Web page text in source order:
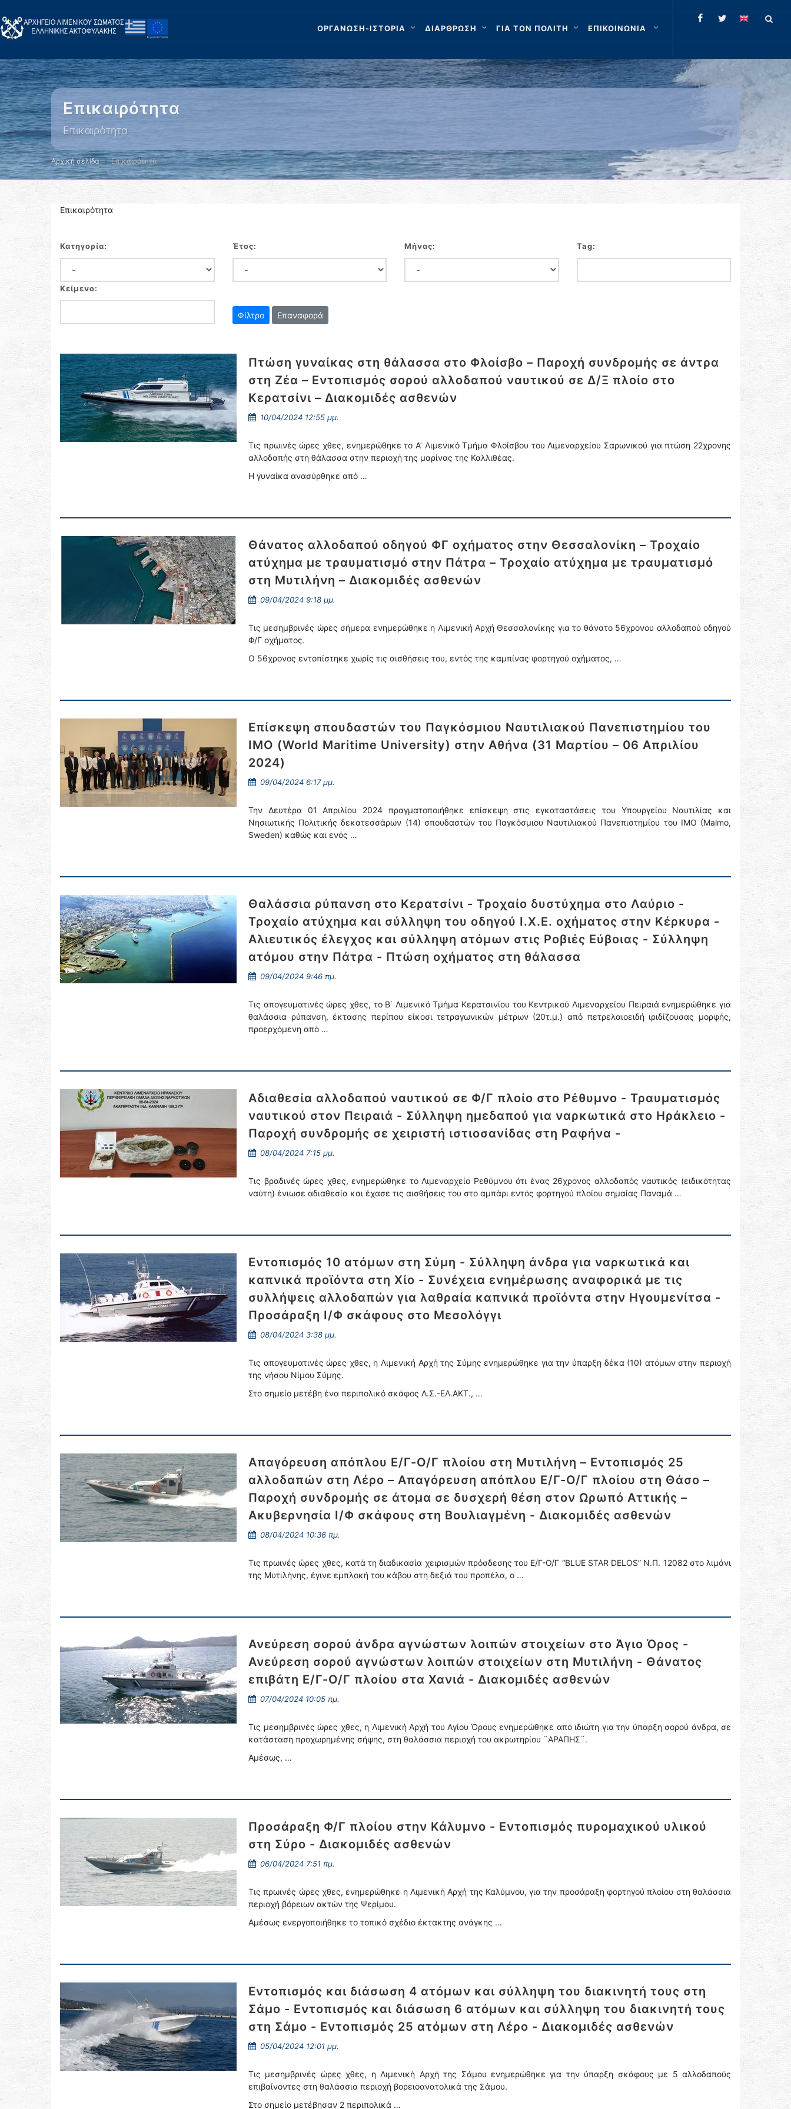
ΟΡΓΑΝΩΣΗ-ΙΣΤΟΡΙΑ ΔΙΑΡΘΡΩΣΗ ΓΙΑ ΤΟΝ ΠΟΛΙΤΗ ΕΠΙΚΟΙΝΩΝΙΑ
Επικαιρότητα
Επικαιρότητα
Αρχική σελίδα Επικαιρότητα
Επικαιρότητα
Κατηγορία: Έτος: Μήνας: Tag:
Κείμενο:
Επαναφορά
Πτώση γυναίκας στη θάλασσα στο Φλοίσβο – Παροχή συνδρομής σε άντρα
στη Ζέα – Εντοπισμός σορού αλλοδαπού ναυτικού σε Δ/Ξ πλοίο στο
Κερατσίνι – Διακομιδές ασθενών
10/04/2024 12:55 μμ.
Τις πρωινές ώρες χθες, ενημερώθηκε το Α’ Λιμενικό Τμήμα Φλοίσβου του Λιμεναρχείου Σαρωνικού για πτώση 22χρονης
αλλοδαπής στη θάλασσα στην περιοχή της μαρίνας της Καλλιθέας.
Η γυναίκα ανασύρθηκε από …
Θάνατος αλλοδαπού οδηγού ΦΓ οχήματος στην Θεσσαλονίκη – Τροχαίο
ατύχημα με τραυματισμό στην Πάτρα – Τροχαίο ατύχημα με τραυματισμό
στη Μυτιλήνη – Διακομιδές ασθενών
09/04/2024 9:18 μμ.
Τις μεσημβρινές ώρες σήμερα ενημερώθηκε η Λιμενική Αρχή Θεσσαλονίκης για το θάνατο 56χρονου αλλοδαπού οδηγού
Φ/Γ οχήματος.
Ο 56χρονος εντοπίστηκε χωρίς τις αισθήσεις του, εντός της καμπίνας φορτηγού οχήματος, …
Επίσκεψη σπουδαστών του Παγκόσμιου Ναυτιλιακού Πανεπιστημίου του
IMO (World Maritime University) στην Αθήνα (31 Μαρτίου – 06 Απριλίου
2024)
09/04/2024 6:17 μμ.
Την Δευτέρα 01 Απριλίου 2024 πραγματοποιήθηκε επίσκεψη στις εγκαταστάσεις του Υπουργείου Ναυτιλίας και
Νησιωτικής Πολιτικής δεκατεσσάρων (14) σπουδαστών του Παγκόσμιου Ναυτιλιακού Πανεπιστημίου του ΙΜΟ (Malmo,
Sweden) καθώς και ενός …
Θαλάσσια ρύπανση στο Κερατσίνι - Τροχαίο δυστύχημα στο Λαύριο -
Τροχαίο ατύχημα και σύλληψη του οδηγού Ι.Χ.Ε. οχήματος στην Κέρκυρα -
Αλιευτικός έλεγχος και σύλληψη ατόμων στις Ροβιές Εύβοιας - Σύλληψη
ατόμου στην Πάτρα - Πτώση οχήματος στη θάλασσα
09/04/2024 9:46 πμ.
Τις απογευματινές ώρες χθες, το Β΄ Λιμενικό Τμήμα Κερατσινίου του Κεντρικού Λιμεναρχείου Πειραιά ενημερώθηκε για
θαλάσσια ρύπανση, έκτασης περίπου είκοσι τετραγωνικών μέτρων (20τ.μ.) από πετρελαιοειδή ιριδίζουσας μορφής,
προερχόμενη από …
Αδιαθεσία αλλοδαπού ναυτικού σε Φ/Γ πλοίο στο Ρέθυμνο - Τραυματισμός
ναυτικού στον Πειραιά - Σύλληψη ημεδαπού για ναρκωτικά στο Ηράκλειο -
Παροχή συνδρομής σε χειριστή ιστιοσανίδας στη Ραφήνα -
08/04/2024 7:15 μμ.
Τις βραδινές ώρες χθες, ενημερώθηκε το Λιμεναρχείο Ρεθύμνου ότι ένας 26χρονος αλλοδαπός ναυτικός (ειδικότητας
ναύτη) ένιωσε αδιαθεσία και έχασε τις αισθήσεις του στο αμπάρι εντός φορτηγού πλοίου σημαίας Παναμά …
Εντοπισμός 10 ατόμων στη Σύμη - Σύλληψη άνδρα για ναρκωτικά και
καπνικά προϊόντα στη Χίο - Συνέχεια ενημέρωσης αναφορικά με τις
συλλήψεις αλλοδαπών για λαθραία καπνικά προϊόντα στην Ηγουμενίτσα -
Προσάραξη Ι/Φ σκάφους στο Μεσολόγγι
08/04/2024 3:38 μμ.
Τις απογευματινές ώρες χθες, η Λιμενική Αρχή της Σύμης ενημερώθηκε για την ύπαρξη δέκα (10) ατόμων στην περιοχή
της νήσου Νίμου Σύμης.
Στο σημείο μετέβη ένα περιπολικό σκάφος Λ.Σ.-ΕΛ.ΑΚΤ., …
Απαγόρευση απόπλου Ε/Γ-Ο/Γ πλοίου στη Μυτιλήνη – Εντοπισμός 25
αλλοδαπών στη Λέρο – Απαγόρευση απόπλου Ε/Γ-Ο/Γ πλοίου στη Θάσο –
Παροχή συνδρομής σε άτομα σε δυσχερή θέση στον Ωρωπό Αττικής –
Ακυβερνησία Ι/Φ σκάφους στη Βουλιαγμένη - Διακομιδές ασθενών
08/04/2024 10:36 πμ.
Τις πρωινές ώρες χθες, κατά τη διαδικασία χειρισμών πρόσδεσης του Ε/Γ-Ο/Γ “BLUE STAR DELOS” Ν.Π. 12082 στο λιμάνι
της Μυτιλήνης, έγινε εμπλοκή του κάβου στη δεξιά του προπέλα, ο …
Ανεύρεση σορού άνδρα αγνώστων λοιπών στοιχείων στο Άγιο Όρος -
Ανεύρεση σορού αγνώστων λοιπών στοιχείων στη Μυτιλήνη - Θάνατος
επιβάτη Ε/Γ-Ο/Γ πλοίου στα Χανιά - Διακομιδές ασθενών
07/04/2024 10:05 πμ.
Τις μεσημβρινές ώρες χθες, η Λιμενική Αρχή του Αγίου Όρους ενημερώθηκε από ιδιώτη για την ύπαρξη σορού άνδρα, σε
κατάσταση προχωρημένης σήψης, στη θαλάσσια περιοχή του ακρωτηρίου ¨ΑΡΑΠΗΣ¨.
Αμέσως, …
Προσάραξη Φ/Γ πλοίου στην Κάλυμνο - Εντοπισμός πυρομαχικού υλικού
στη Σύρο - Διακομιδές ασθενών
06/04/2024 7:51 πμ.
Τις πρωινές ώρες χθες, ενημερώθηκε η Λιμενική Αρχή της Καλύμνου, για την προσάραξη φορτηγού πλοίου στη θαλάσσια
περιοχή βόρειων ακτών της Ψερίμου.
Αμέσως ενεργοποιήθηκε το τοπικό σχέδιο έκτακτης ανάγκης …
Εντοπισμός και διάσωση 4 ατόμων και σύλληψη του διακινητή τους στη
Σάμο - Εντοπισμός και διάσωση 6 ατόμων και σύλληψη του διακινητή τους
στη Σάμο - Εντοπισμός 25 ατόμων στη Λέρο - Διακομιδές ασθενών
05/04/2024 12:01 μμ.
Τις μεσημβρινές ώρες χθες, η Λιμενική Αρχή της Σάμου ενημερώθηκε για την ύπαρξη σκάφους με 5 αλλοδαπούς
επιβαίνοντες στη θαλάσσια περιοχή βορειοανατολικά της Σάμου.
Στο σημείο μετέβησαν 2 περιπολικά …